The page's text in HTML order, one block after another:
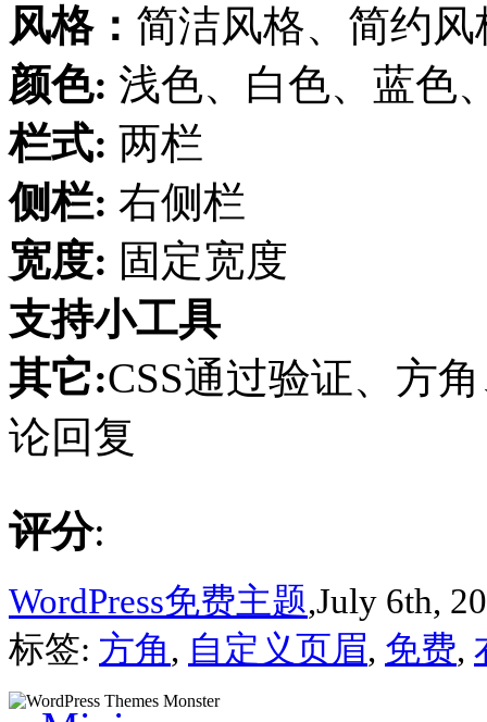
风格： 简洁风格、简约风
颜色: 浅色、白色、蓝色
栏式: 两栏
侧栏: 右侧栏
宽度: 固定宽度
支持小工具
其它:CSS通过验证、方
论回复
评分:
WordPress免费主题,July 6th,
标签: 方角, 自定义页眉, 免费,